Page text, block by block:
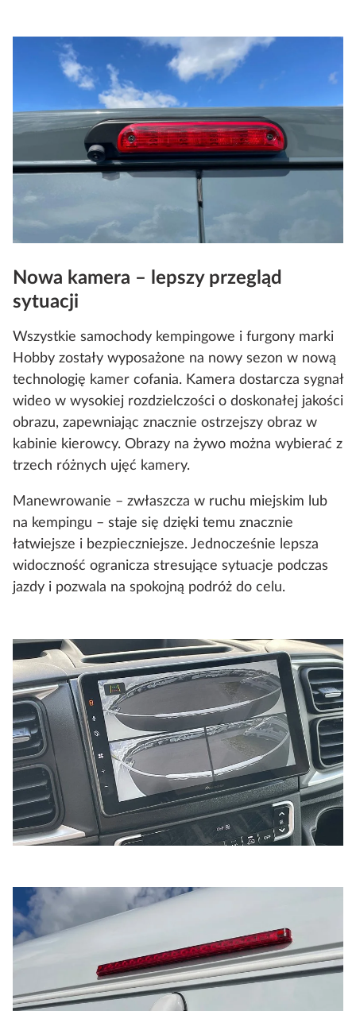
Nowa kamera – lepszy przegląd
sytuacji
Wszystkie samochody kempingowe i furgony marki
Hobby zostały wyposażone na nowy sezon w nową
technologię kamer cofania. Kamera dostarcza sygnał
wideo w wysokiej rozdzielczości o doskonałej jakości
obrazu, zapewniając znacznie ostrzejszy obraz w
kabinie kierowcy. Obrazy na żywo można wybierać z
trzech różnych ujęć kamery.
Manewrowanie – zwłaszcza w ruchu miejskim lub
na kempingu – staje się dzięki temu znacznie
łatwiejsze i bezpieczniejsze. Jednocześnie lepsza
widoczność ogranicza stresujące sytuacje podczas
jazdy i pozwala na spokojną podróż do celu.